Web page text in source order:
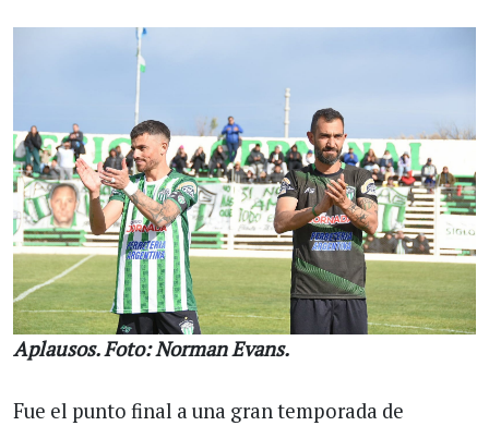
Aplausos. Foto: Norman Evans.
Fue el punto final a una gran temporada de